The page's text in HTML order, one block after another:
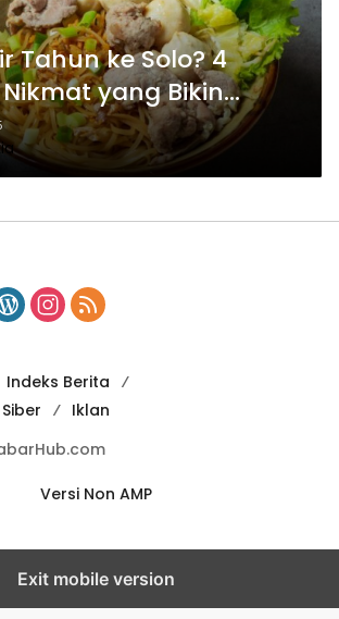
Tahun ke Solo? 4
yang Bikin
Indeks Berita
Iklan
Versi Non AMP
Exit mobile version